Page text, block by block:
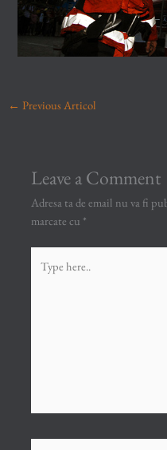
← Previous Articol
Leave a Comment
Adresa ta de email nu va fi
marcate cu *
here..